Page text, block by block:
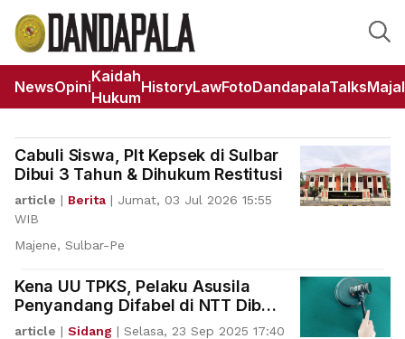
NewsOpini
Kaidah
Hukum
HistoryLawFotoDandapalaTalks
Cabuli Siswa, Plt Kepsek di Sulbar
Dibui 3 Tahun & Dihukum Restitusi
article | Berita | Jumat, 03 Jul 2026 15:55
WIB
Majene, Sulbar-Pe
Kena UU TPKS, Pelaku Asusila
Penyandang Difabel di NTT Dibui
5 Tahun 4 Bulan
article | Sidang | Selasa, 23 Sep 2025 17:40